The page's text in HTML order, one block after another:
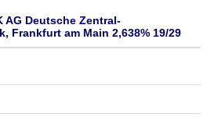
AG Deutsche Zentral-
Frankfurt am Main 2,638% 19/29